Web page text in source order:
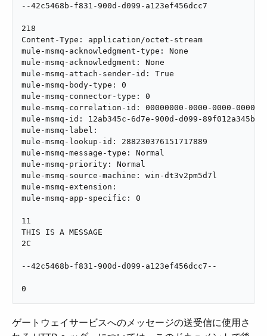
--42c5468b-f831-900d-d099-a123ef456dcc7
218
Content-Type: application/octet-stream
mule-msmq-acknowledgment-type: None
mule-msmq-acknowledgment: None
mule-msmq-attach-sender-id: True
mule-msmq-body-type: 0
mule-msmq-connector-type: 0
mule-msmq-correlation-id: 00000000-0000-0000-0000-
mule-msmq-id: 12ab345c-6d7e-900d-d099-
mule-msmq-label:
mule-msmq-lookup-id: 288230376151717889
mule-msmq-message-type: Normal
mule-msmq-priority: Normal
mule-msmq-source-machine: win-dt3v2pm5d7l
mule-msmq-extension:
mule-msmq-app-specific: 0
11
THIS IS A MESSAGE
2C
--42c5468b-f831-900d-d099-a123ef456dcc7--
0
ゲートウェイサービスへのメッセージの送受信に使用さ